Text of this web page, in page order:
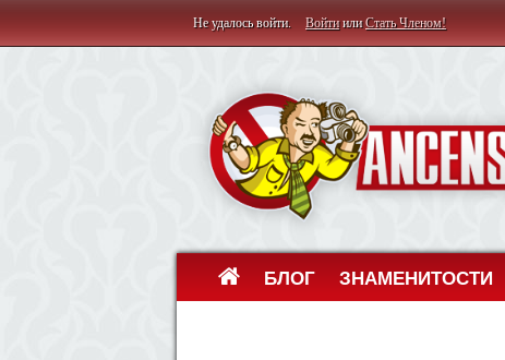
Не удалось войти. ВойтиилиСтать Членом!
БЛОГ ЗНАМЕНИТОСТИ